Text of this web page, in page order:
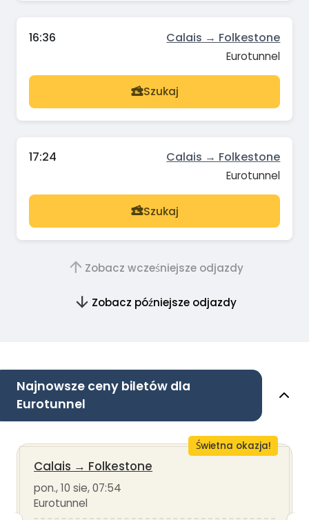
16:36 Calais → Folkestone
Eurotunnel
Szukaj
17:24 Calais → Folkestone
Eurotunnel
Szukaj
Zobacz wcześniejsze odjazdy
Zobacz późniejsze odjazdy
Najnowsze ceny biletów dla
Eurotunnel
Świetna okazja!
Calais → Folkestone
pon., 10 sie, 07:54
Eurotunnel